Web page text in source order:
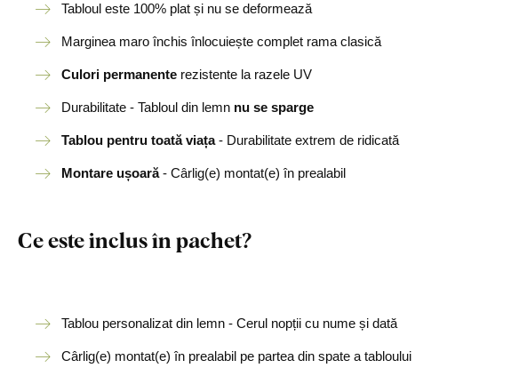
Tabloul este 100% plat și nu se deformează
Marginea maro închis înlocuiește complet rama clasică
Culori permanente rezistente la razele UV
Durabilitate - Tabloul din lemn nu se sparge
Tablou pentru toată viața- Durabilitate extrem de ridicată
Montare ușoară- Cârlig(e) montat(e) în prealabil
Ce este inclus în pachet?
Tablou personalizat din lemn - Cerul nopții cu nume și dată
Cârlig(e) montat(e) în prealabil pe partea din spate a tabloului